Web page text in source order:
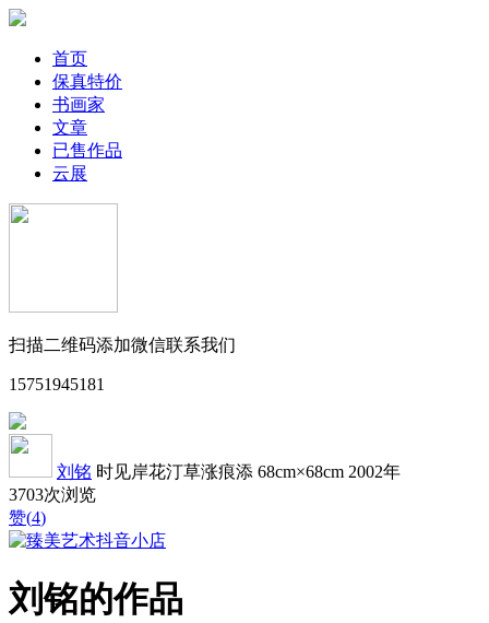
首页
保真特价
书画家
文章
已售作品
云展
扫描二维码添加微信联系我们
15751945181
刘铭 时见岸花汀草涨痕添 68cm×68cm 2002年
3703次浏览
赞(4)
刘铭的作品